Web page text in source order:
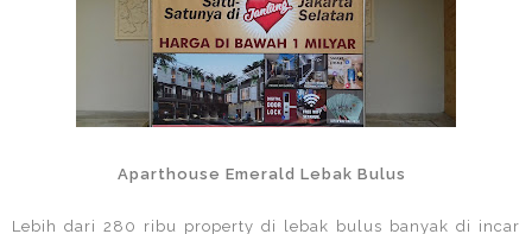
Aparthouse Emerald Lebak Bulus
Lebih dari 280 ribu property di lebak bulus banyak di incar